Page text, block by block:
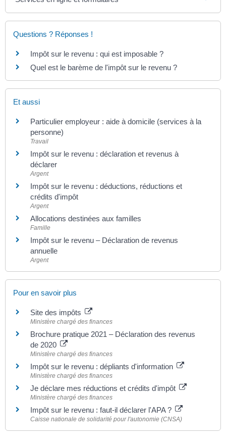
Questions ? Réponses !
Impôt sur le revenu : qui est imposable ?
Quel est le barème de l'impôt sur le revenu ?
Et aussi
Particulier employeur : aide à domicile (services à la
personne)
Travail
Impôt sur le revenu : déclaration et revenus à
déclarer
Argent
Impôt sur le revenu : déductions, réductions et
crédits d'impôt
Argent
Allocations destinées aux familles
Famille
Impôt sur le revenu – Déclaration de revenus
annuelle
Argent
Pour en savoir plus
Site des impôts
Ministère chargé des finances
Brochure pratique 2021 – Déclaration des revenus
de 2020
Ministère chargé des finances
Impôt sur le revenu : dépliants d'information
Ministère chargé des finances
Je déclare mes réductions et crédits d'impôt
Ministère chargé des finances
Impôt sur le revenu : faut-il déclarer l'APA ?
Caisse nationale de solidarité pour l'autonomie (CNSA)